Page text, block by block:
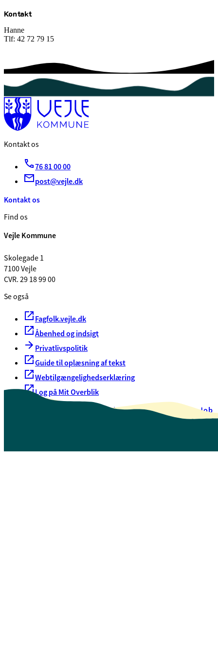
Kontakt
Hanne
Tlf: 42 72 79 15
Kontakt os
76 81 00 00
post@vejle.dk
Kontakt os
Find os
Vejle Kommune
Skolegade 1
7100 Vejle
CVR. 29 18 99 00
Se også
Fagfolk.vejle.dk
Åbenhed og indsigt
Privatlivspolitik
Guide til oplæsning af tekst
Webtilgængelighedserklæring
Log på Mit Overblik
Oversigt over selvbetjeningJob